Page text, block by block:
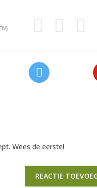
Wees de eerste!
REACTIE